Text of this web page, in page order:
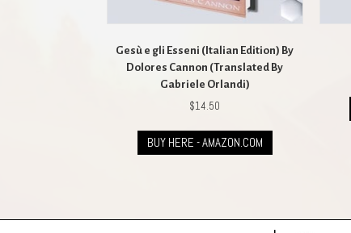
Gesù e gli Esseni (Italian Edition) By
Dolores Cannon (Translated By
Gabriele Orlandi)
$14.50
BUY HERE - AMAZON.COM